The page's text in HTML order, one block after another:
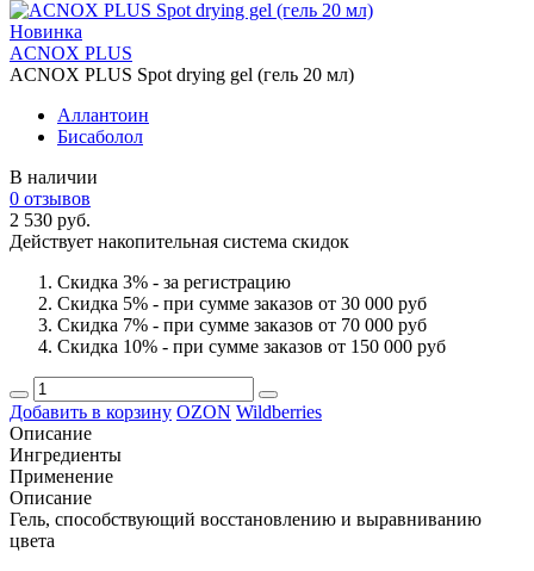
Новинка
ACNOX PLUS
ACNOX PLUS Spot drying gel (гель 20 мл)
Аллантоин
Бисаболол
В наличии
0 отзывов
2 530 руб.
Действует накопительная система скидок
Скидка 3% - за регистрацию
Скидка 5% - при сумме заказов от 30 000 руб
Скидка 7% - при сумме заказов от 70 000 руб
Скидка 10% - при сумме заказов от 150 000 руб
Добавить в корзину OZON Wildberries
Описание
Ингредиенты
Применение
Описание
Гель, способствующий восстановлению и выравниванию
цвета